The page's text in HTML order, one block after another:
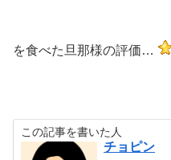
を食べた旦那様の評価…
この記事を書いた人
チョピン